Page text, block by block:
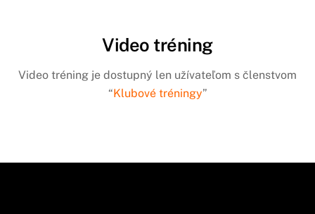
Video tréning
Video tréning je dostupný len užívateľom s členstvom
“Klubové tréningy”